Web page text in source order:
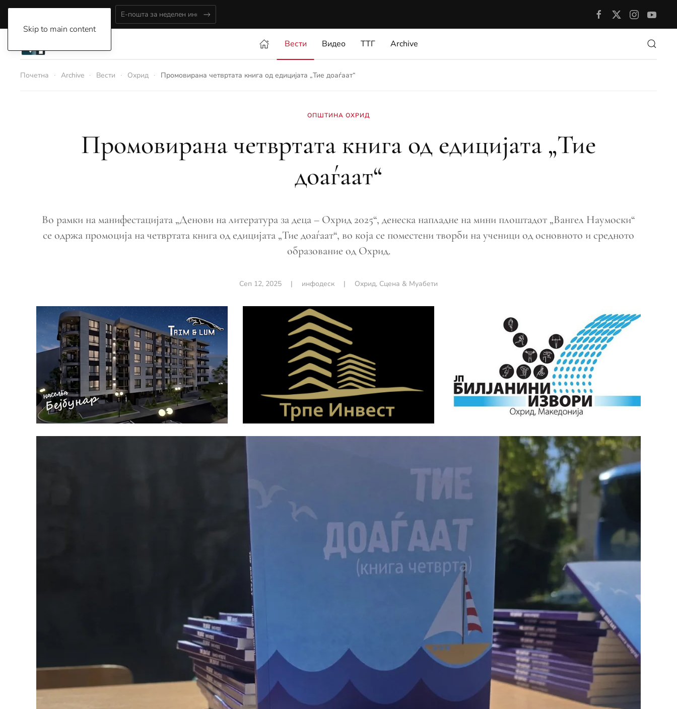
Skip to main content
Вести Видео ТТГ Archive
Почетна Archive Вести Охрид Промовирана четвртата книга од едицијата „Тие доаѓаат“
ОПШТИНА ОХРИД
Промовирана четвртата книга од едицијата „Тие
доаѓаат“
Во рамки на манифестацијата „Денови на литература за деца – Охрид 2025“, денеска напладне на мини плоштадот „Вангел Наумоски“
се одржа промоција на четвртата книга од едицијата „Тие доаѓаат“, во која се поместени творби на ученици од основното и средното
образование од Охрид.
Сеп 12, 2025 | инфодеск | Охрид, Сцена & Муабети